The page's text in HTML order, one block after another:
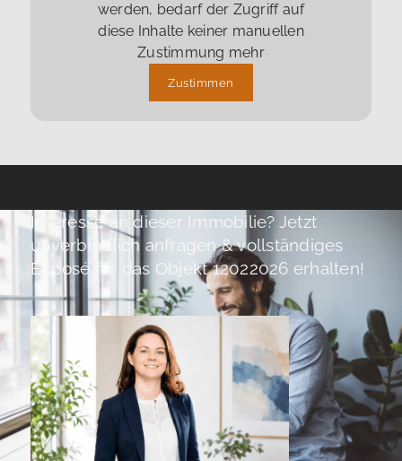
werden, bedarf der Zugriff auf
diese Inhalte keiner manuellen
Zustimmung mehr
Zustimmen
Interesse an dieser Immobilie? Jetzt
unverbindlich anfragen & vollständiges
Exposé für das Objekt 12022026 erhalten!